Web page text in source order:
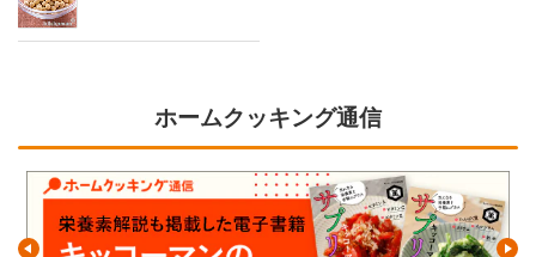
ホームクッキング通信